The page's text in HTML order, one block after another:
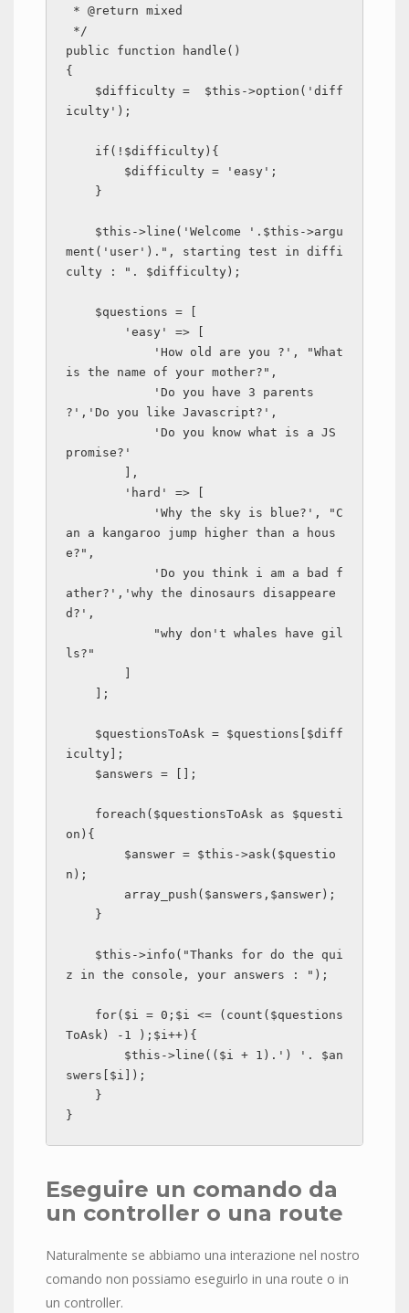
public function handle()
{
iculty');
ment('user').", starting test in diffi
culty : ". $difficulty);
is the name of your mother?",
?','Do you like Javascript?',
promise?'
an a kangaroo jump higher than a hous
e?",
ather?','why the dinosaurs disappeare
d?',
ls?"
iculty];
on){
n);
z in the console, your answers : ");
ToAsk) -1 );$i++){
swers[$i]);
}
Eseguire un comando da
un controller o una route
Naturalmente se abbiamo una interazione nel nostro
comando non possiamo eseguirlo in una route o in
un controller.